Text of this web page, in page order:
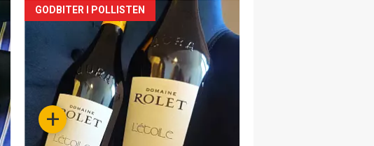
Forsiden
akkurat
nå
+
GODBITER I POLLISTEN